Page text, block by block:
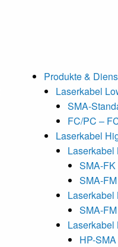
Produkte &
Laserkabel
SMA-
FC/PC –
Laserkabel
Laserkabel
SMA-FK
SMA-FM
Laserkabel
SMA-
Laserkabel
HP-